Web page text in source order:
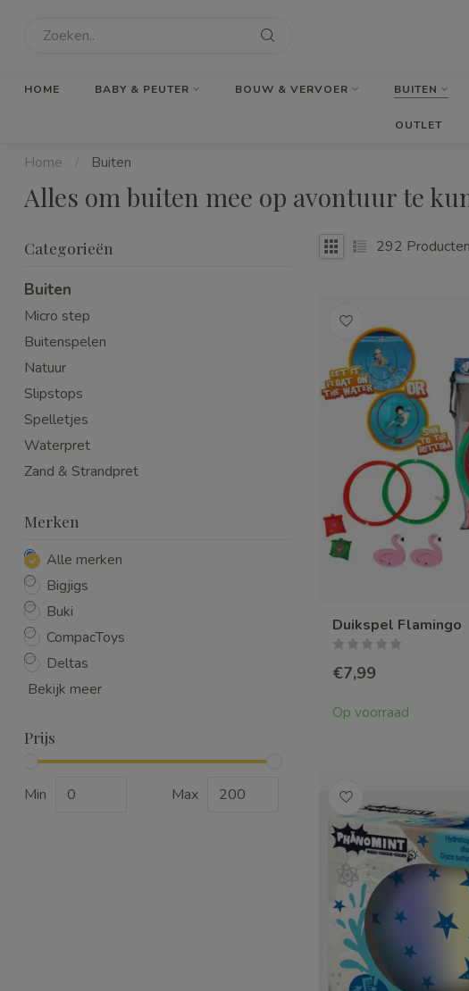
HOME BABY & PEUTER BOUW & VERVOER BUITEN
OUTLET
Home / Buiten
Alles om buiten mee op avontuur te
Categorieën
Buiten
Micro step
Buitenspelen
Natuur
Slipstops
Spelletjes
Waterpret
Zand & Strandpret
Merken
Alle merken
Bigjigs
Buki
CompacToys
Deltas
Bekijk meer
Prijs
Min Max
292 Producten
Duikspel Flamingo
€7,99
Op voorraad